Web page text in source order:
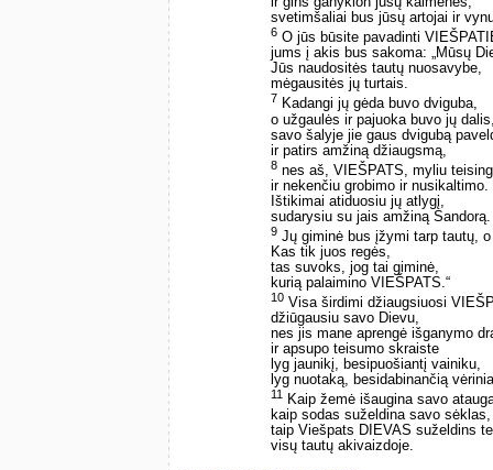
svetimšaliai bus jūsų artojai ir
6 O jūs būsite pavadinti
jums į akis bus sakoma: „Mūsų
Jūs naudositės tautų nuosavybe,
mėgausitės jų turtais.
7 Kadangi jų gėda buvo dviguba,
o užgaulės ir pajuoka buvo jų
savo šalyje jie gaus dvigubą
ir patirs amžiną džiaugsmą,
8 nes aš, VIEŠPATS, myliu
ir nekenčiu grobimo ir nusikaltimo.
Ištikimai atiduosiu jų atlygį,
sudarysiu su jais amžiną Sandorą.
9 Jų giminė bus įžymi tarp tautų,
Kas tik juos regės,
tas suvoks, jog tai giminė,
kurią palaimino VIEŠPATS.“
10 Visa širdimi džiaugsiuosi
džiūgausiu savo Dievu,
nes jis mane aprengė išganymo
ir apsupo teisumo skraiste
lyg jaunikį, besipuošiantį vainiku,
lyg nuotaką, besidabinančią
11
Kaip žemė išaugina savo
kaip sodas suželdina savo sėklas,
taip Viešpats DIEVAS suželdins
visų tautų akivaizdoje.